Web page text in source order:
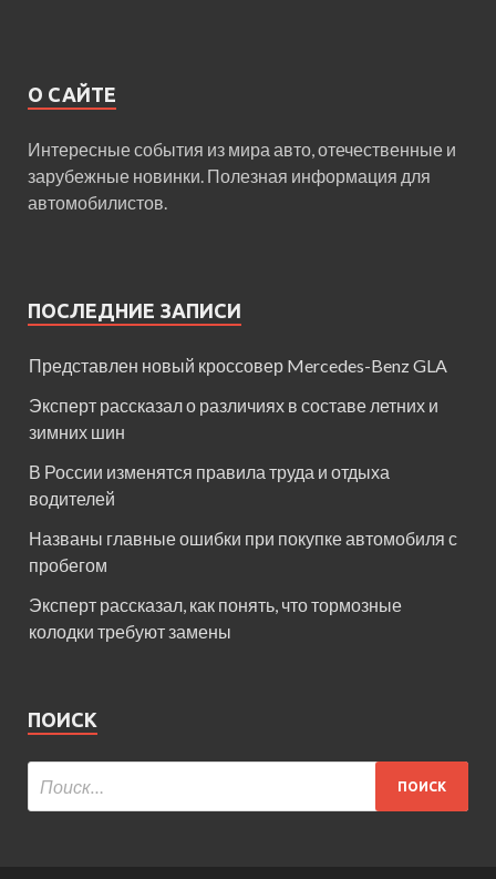
О САЙТЕ
Интересные события из мира авто, отечественные и
зарубежные новинки. Полезная информация для
автомобилистов.
ПОСЛЕДНИЕ ЗАПИСИ
Представлен новый кроссовер Mercedes-Benz GLA
Эксперт рассказал о различиях в составе летних и
зимних шин
В России изменятся правила труда и отдыха
водителей
Названы главные ошибки при покупке автомобиля с
пробегом
Эксперт рассказал, как понять, что тормозные
колодки требуют замены
ПОИСК